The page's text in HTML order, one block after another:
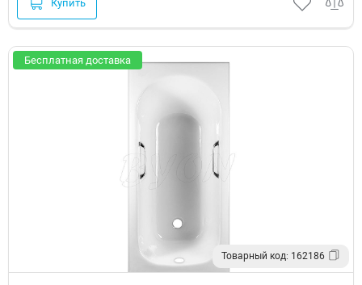
Купить
Бесплатная доставка
Товарный код: 162186